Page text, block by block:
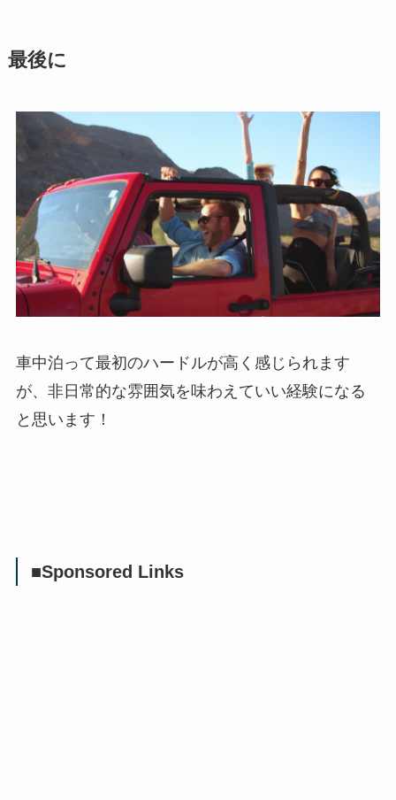
最後に
車中泊って最初のハードルが高く感じられます
が、非日常的な雰囲気を味わえていい経験になる
と思います！
■Sponsored Links